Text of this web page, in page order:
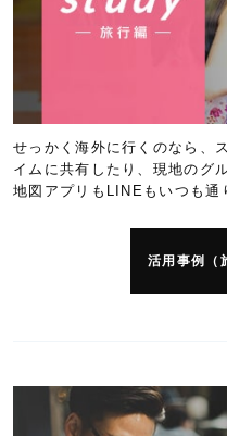
せっかく海外に行くのなら、
イムに共有したり、現地のグ
地図アプリもLINEもいつも通
活用事例（